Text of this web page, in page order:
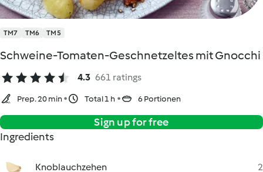
TM7 TM6 TM5
Schweine-Tomaten-Geschnetzeltes mit Gnocchi
4.3 661 ratings
Prep. 20 min Total 1 h 6 Portionen
Sign up for free
Ingredients
Knoblauchzehen 2